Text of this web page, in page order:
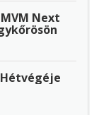
Next